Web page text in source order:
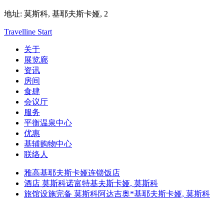
地址: 莫斯科, 基耶夫斯卡娅, 2
Travelline Start
关于
展览廊
资讯
房间
食肆
会议厅
服务
平衡温泉中心
优惠
基辅购物中心
联络人
雅高基耶夫斯卡娅连锁饭店
酒店 莫斯科诺富特基夫斯卡娅, 莫斯科
旅馆设施完备 莫斯科阿达吉奥*基耶夫斯卡娅, 莫斯科